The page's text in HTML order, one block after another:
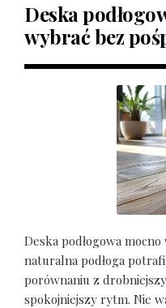
Deska
wybrać bez
Deska podłogowa
naturalna podłoga
porównaniu z
spokojniejszy rytm. Nie